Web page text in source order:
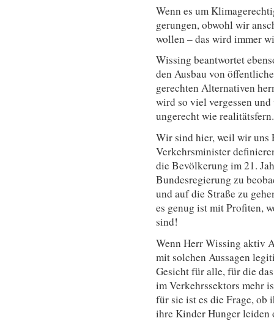
Wenn es um
gerungen, obwohl wir
wollen – das wird immer
Wissing beantwortet
den Ausbau von
gerechten Alternativen
wird so viel vergessen
ungerecht wie realitätsfern.
Wir sind hier, weil wir uns
Verkehrsminister
die Bevölkerung im 21.
Bundesregierung zu
und auf die Straße zu
es genug ist mit Profiten,
sind!
Wenn Herr Wissing aktiv
mit solchen Aussagen
Gesicht für alle, für die
im Verkehrssektors mehr
für sie ist es die Frage, ob
ihre Kinder Hunger leiden